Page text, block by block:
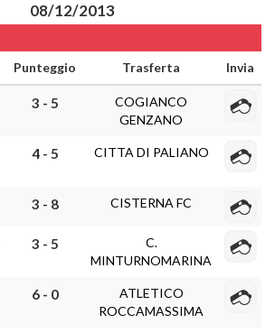
08/12/2013
Punteggio Trasferta Invia
3 - 5
COGIANCO
GENZANO
4 - 5 CITTA DI PALIANO
3 - 8 CISTERNA FC
3 - 5
C.
MINTURNOMARINA
6 - 0
ATLETICO
ROCCAMASSIMA